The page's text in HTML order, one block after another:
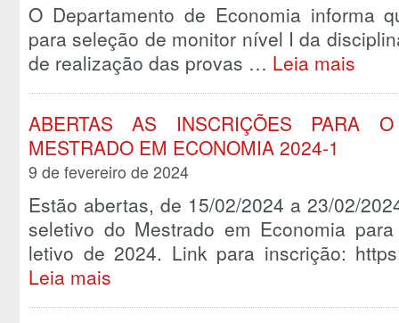
O Departamento de Economia informa
para seleção de monitor nível I da
de realização das provas … Leia mais
ABERTAS AS INSCRIÇÕES PARA
MESTRADO EM ECONOMIA 2024-1
9 de fevereiro de 2024
Estão abertas, de 15/02/2024 a 23/02/
seletivo do Mestrado em Economia
letivo de 2024. Link para inscrição:
Leia mais